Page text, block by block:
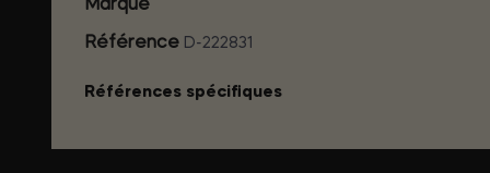
Marque
Référence D-222831
Références spécifiques